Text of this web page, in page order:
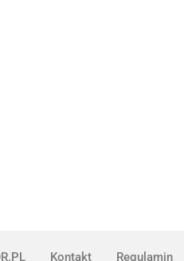
Kontakt Regulamin